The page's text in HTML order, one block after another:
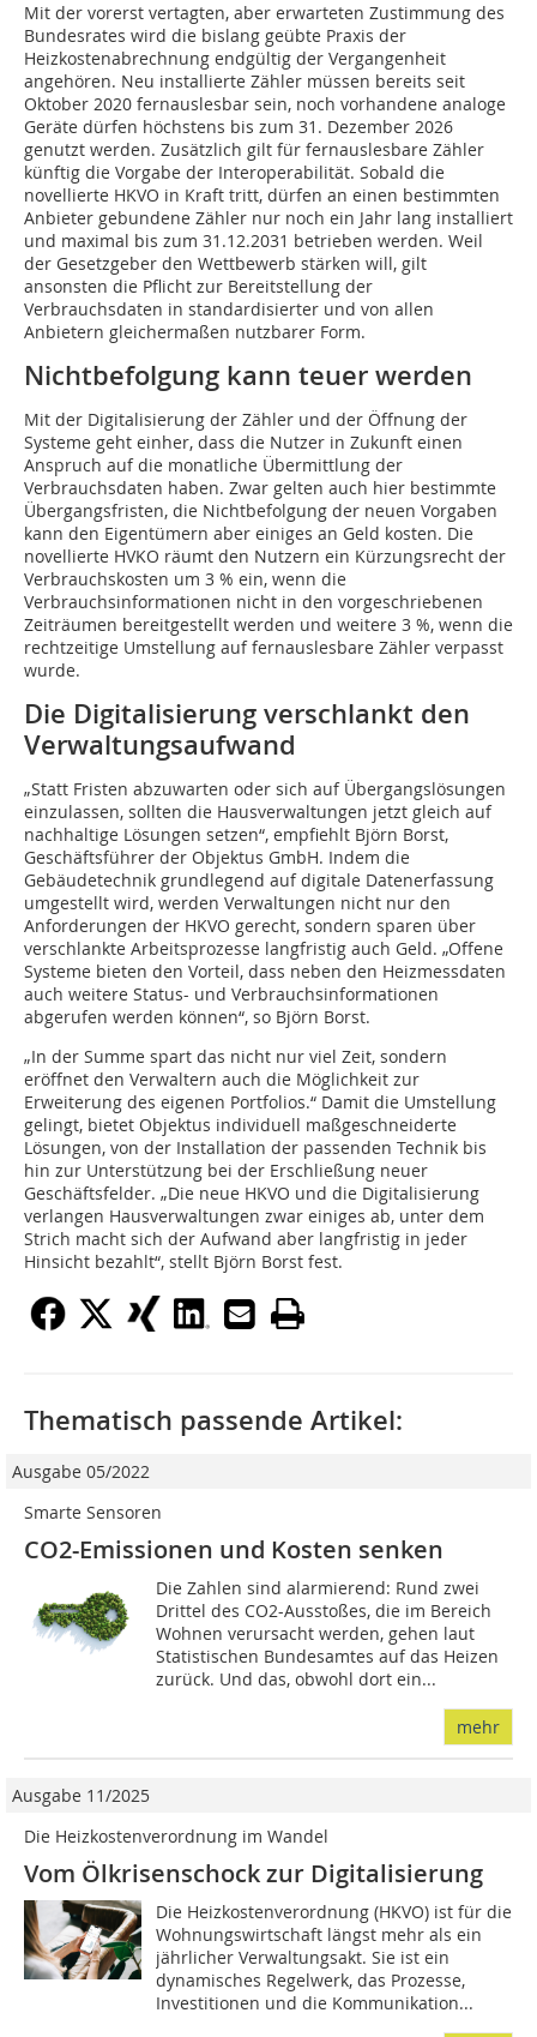
Mit der vorerst vertagten, aber erwarteten Zustimmung des
Bundesrates wird die bislang geübte Praxis der
Heizkostenabrechnung endgültig der Vergangenheit
angehören. Neu installierte Zähler müssen bereits seit
Oktober 2020 fernauslesbar sein, noch vorhandene analoge
Geräte dürfen höchstens bis zum 31. Dezember 2026
genutzt werden. Zusätzlich gilt für fernauslesbare Zähler
künftig die Vorgabe der Interoperabilität. Sobald die
novellierte HKVO in Kraft tritt, dürfen an einen bestimmten
Anbieter gebundene Zähler nur noch ein Jahr lang installiert
und maximal bis zum 31.12.2031 betrieben werden. Weil
der Gesetzgeber den Wettbewerb stärken will, gilt
ansonsten die Pflicht zur Bereitstellung der
Verbrauchsdaten in standardisierter und von allen
Anbietern gleichermaßen nutzbarer Form.
Nichtbefolgung kann teuer werden
Mit der Digitalisierung der Zähler und der Öffnung der
Systeme geht einher, dass die Nutzer in Zukunft einen
Anspruch auf die monatliche Übermittlung der
Verbrauchsdaten haben. Zwar gelten auch hier bestimmte
Übergangsfristen, die Nichtbefolgung der neuen Vorgaben
kann den Eigentümern aber einiges an Geld kosten. Die
novellierte HVKO räumt den Nutzern ein Kürzungsrecht der
Verbrauchskosten um 3 % ein, wenn die
Verbrauchsinformationen nicht in den vorgeschriebenen
Zeiträumen bereitgestellt werden und weitere 3 %, wenn die
rechtzeitige Umstellung auf fernauslesbare Zähler verpasst
wurde.
Die Digitalisierung verschlankt den
Verwaltungsaufwand
„Statt Fristen abzuwarten oder sich auf Übergangslösungen
einzulassen, sollten die Hausverwaltungen jetzt gleich auf
nachhaltige Lösungen setzen“, empfiehlt Björn Borst,
Geschäftsführer der Objektus GmbH. Indem die
Gebäudetechnik grundlegend auf digitale Datenerfassung
umgestellt wird, werden Verwaltungen nicht nur den
Anforderungen der HKVO gerecht, sondern sparen über
verschlankte Arbeitsprozesse langfristig auch Geld. „Offene
Systeme bieten den Vorteil, dass neben den Heizmessdaten
auch weitere Status- und Verbrauchsinformationen
abgerufen werden können“, so Björn Borst.
„In der Summe spart das nicht nur viel Zeit, sondern
eröffnet den Verwaltern auch die Möglichkeit zur
Erweiterung des eigenen Portfolios.“ Damit die Umstellung
gelingt, bietet Objektus individuell maßgeschneiderte
Lösungen, von der Installation der passenden Technik bis
hin zur Unterstützung bei der Erschließung neuer
Geschäftsfelder. „Die neue HKVO und die Digitalisierung
verlangen Hausverwaltungen zwar einiges ab, unter dem
Strich macht sich der Aufwand aber langfristig in jeder
Hinsicht bezahlt“, stellt Björn Borst fest.
Thematisch passende Artikel:
Ausgabe 05/2022
Smarte Sensoren
CO2-Emissionen und Kosten senken
Die Zahlen sind alarmierend: Rund zwei
Drittel des CO2-Ausstoßes, die im Bereich
Wohnen verursacht werden, gehen laut
Statistischen Bundesamtes auf das Heizen
zurück. Und das, obwohl dort ein...
mehr
Ausgabe 11/2025
Die Heizkostenverordnung im Wandel
Vom Ölkrisenschock zur Digitalisierung
Die Heizkostenverordnung (HKVO) ist für die
Wohnungswirtschaft längst mehr als ein
jährlicher Verwaltungsakt. Sie ist ein
dynamisches Regelwerk, das Prozesse,
Investitionen und die Kommunikation...